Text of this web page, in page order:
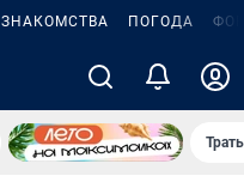
ЗНАКОМСТВА ПОГОДА